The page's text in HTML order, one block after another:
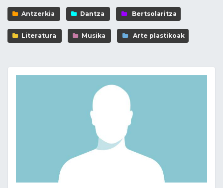
Antzerkia Dantza Bertsolaritza
Literatura Musika Arte plastikoak